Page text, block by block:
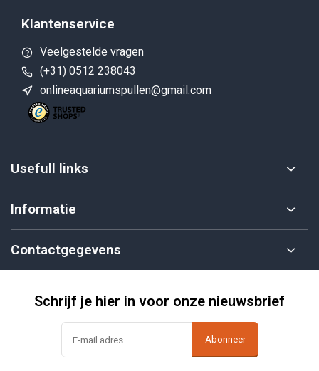
Klantenservice
Veelgestelde vragen
(+31) 0512 238043
onlineaquariumspullen@gmail.com
Usefull links
Informatie
Contactgegevens
Schrijf je hier in voor onze nieuwsbrief
Abonneer